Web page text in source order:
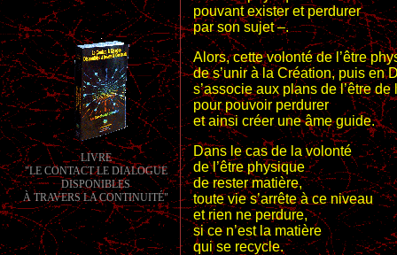
LIVRE
"LE CONTACT LE DIALOGUE
DISPONIBLES
À TRAVERS LA CONTINUITÉ"
pouvant exister et perdurer
par son sujet –.
Alors, cette volonté de l’être
de s’unir à la Création, puis en
s’associe aux plans de l’être de
pour pouvoir perdurer
et ainsi créer une âme guide.
Dans le cas de la volonté
de l’être physique
de rester matière,
toute vie s’arrête à ce niveau
et rien ne perdure,
si ce n’est la matière
qui se recycle.